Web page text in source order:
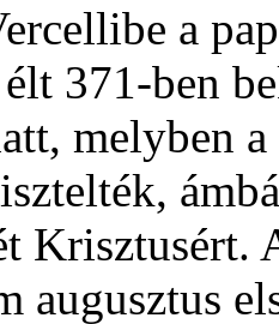
a
371-ben
melyben
Krisztusért.
augusztus